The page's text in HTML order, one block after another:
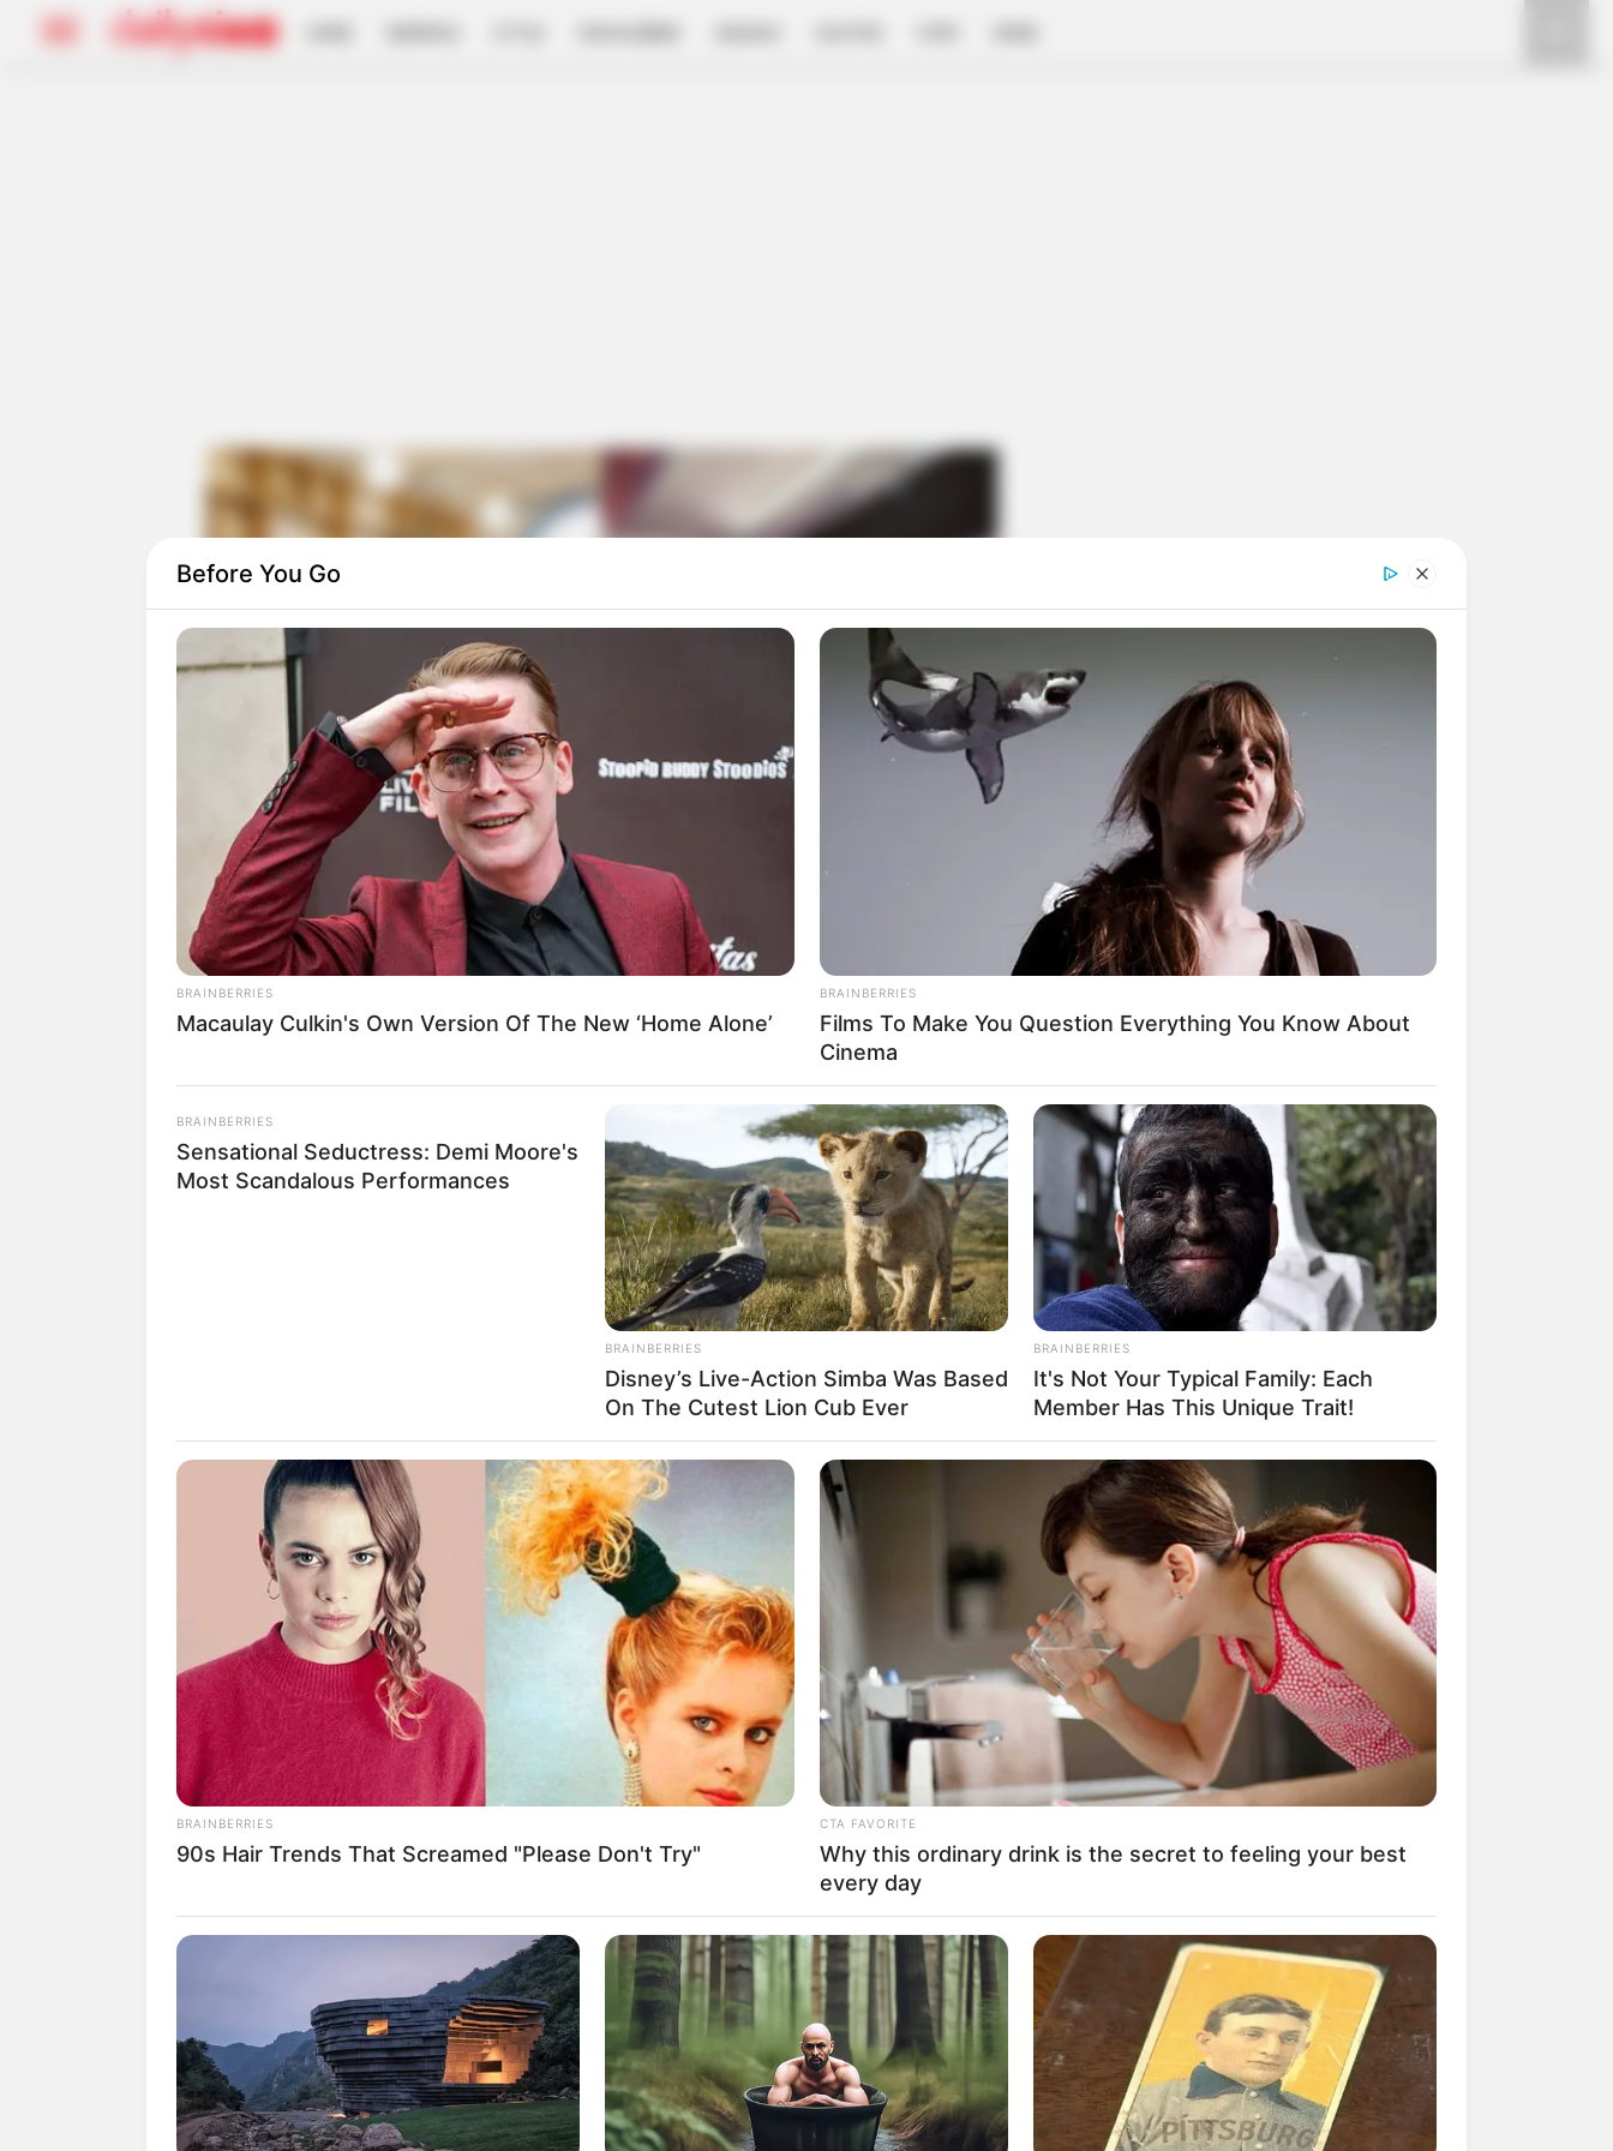
Penuh Warna, 10 Potret Kantor
Instagram yang Berlokasi di
Manhattan
Penulis: 27 Juni 2022
SHARE TWEET WHATSAPP TELEGRAM
Salah satu media sosial yang menjadi favorit generasi millenial adalah Instagram. Salah satu
aplikasi yang dapat berbagi foto ini memiliki banyak fitur yang dapat membuat pelanggan untuk
tetap eksis.
Tanpa harus menggunakan aplikasi lain, Instagram mampu membuat foto terlihat lebih menarik
dan dapat langsung diposting. Fitur-fitur tersebut tak lepas dari kreatifitas karyawan yang bekerja
didalamnya.
Untuk itu tak heran jika kantor instagram dibuat nyaman dengan fasilitas yang memadai. Dengan
warna yang sama dengan logonya, desain kantor tersebut dibuat ceria dan bikin betah.
Bergabung dengan Facebook, kantor Instagram juga tengah berpindah dalam satu wilayah dengan
Facebook yang terletak di Manhattan, New York. Berikut adalah 10 potret kantor Instagram.
Baca juga:10 Mix & Match Agar Tetap Stylish dengan Celana Jeans
1. Pertama kali masuk, akan terlihat bagaimana pernak pernik Instagram
terlihat jelas. Terdapat logo serta foto-foto yang berkaitan dengan Instagram
Serem! 9 Chat Ojek Online &
Pelanggan Ini Bikin Auto
Merinding
Bikin Ngakak, 10 Potret
Cosplay Murah Pakai Bahan
Seadanya
Anti Mainstream, 10 Cara
Membawa Barang Belanjaan
Versi Warga Thailand
Before You Go
BRAINBERRIES
Macaulay Culkin's Own Version Of The New ‘Home Alone’
BRAINBERRIES
Films To Make You Question Everything You Know About
Cinema
BRAINBERRIES
Sensational Seductress: Demi Moore's
Most Scandalous Performances
BRAINBERRIES
Disney’s Live-Action Simba Was Based
On The Cutest Lion Cub Ever
BRAINBERRIES
It's Not Your Typical Family: Each
Member Has This Unique Trait!
BRAINBERRIES
90s Hair Trends That Screamed "Please Don't Try"
CTA FAVORITE
Why this ordinary drink is the secret to feeling your best
every day